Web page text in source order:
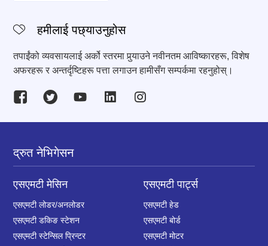
हमीलाई पछ्याउनुहोस
तपाईंको व्यवसायलाई अर्को स्तरमा पुर्‍याउने नवीनतम आविष्कारहरू, विशेष
अफरहरू र अन्तर्दृष्टिहरू पत्ता लगाउन हामीसँग सम्पर्कमा रहनुहोस्।
द्रुत नेभिगेसन
एसएमटी मेसिन
एसएमटी लोडर/अनलोडर
एसएमटी डकिङ स्टेशन
एसएमटी स्टेन्सिल प्रिन्टर
एसएमटी पार्ट्स
एसएमटी हेड
एसएमटी बोर्ड
एसएमटी मोटर